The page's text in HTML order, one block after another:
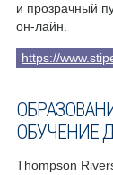
и прозрачный
он-лайн.
https://
ОБУЧЕНИЕ
Thompson